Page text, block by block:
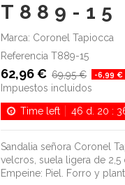
T889-15
Marca: Coronel Tapiocca
Referencia T889-15
62,96 € 69,95 € -6,99 €
Impuestos incluidos
Time left 46 d. 20 :
Sandalia señora Coronel
velcros, suela ligera de
Empeine: Piel. Forro y